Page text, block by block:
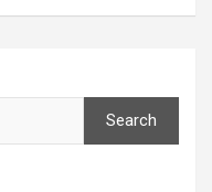
Search